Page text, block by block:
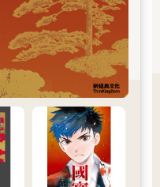
以名狀的氣息，宛如一陣
、卻令人感到麻痺的力量
鬼祟地彼此對視，這時我
種畏懼。她們不發聲響地
如影子般輕盈離去，最
氣中那股駭人的氣息卻愈
這氣息的一刻便逕直離
或許能再耽擱一會兒。一
去看看自己的遺體，仔細